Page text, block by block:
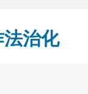
治化